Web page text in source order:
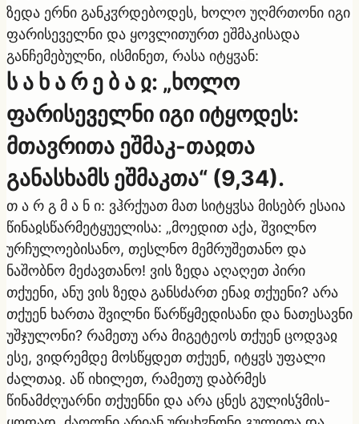
ზედა ერნი განკჳრდებოდეს, ხოლო უღმრთონი იგი
ფარისეველნი და ყოვლითურთ ეშმაკისადა
განჩემებულნი, ისმინეთ, რასა იტყჳან:
ს ა ხ ა რ ე ბ ა ჲ: „ხოლო
ფარისეველნი იგი იტყოდეს:
მთავრითა ეშმაკ-თაჲთა
განასხამს ეშმაკთა“ (9,34).
თ ა რ გ მ ა ნ ი: ვჰრქუათ მათ სიტყჳსა მისებრ ესაია
წინაჲსწარმეტყუელისა: „მოედით აქა, შვილნო
ურჩულოებისანო, თესლნო მემრუშეთანო და
ნაშობნო მეძავთანო! ვის ზედა აღაღეთ პირი
თქუენი, ანუ ვის ზედა განსძართ ენაჲ თქუენი? არა
თქუენ ხართა შვილნი წარწყმედისანი და ნათესავნი
უშჯულონი? რამეთუ არა მიგეტეოს თქუენ ცოდვაჲ
ესე, ვიდრემდე მოსწყდეთ თქუენ, იტყჳს უფალი
ძალთაჲ. აწ იხილეთ, რამეთუ დაბრმეს
წინამძღუარნი თქუენნი და არა ცნეს გულისჴმის-